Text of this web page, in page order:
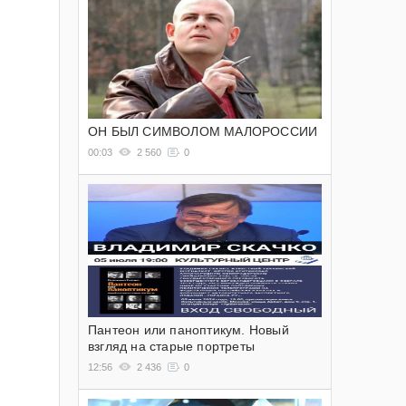
ОН БЫЛ СИМВОЛОМ МАЛОРОССИИ
00:03 2 560 0
Пантеон или паноптикум. Новый
взгляд на старые портреты
12:56 2 436 0